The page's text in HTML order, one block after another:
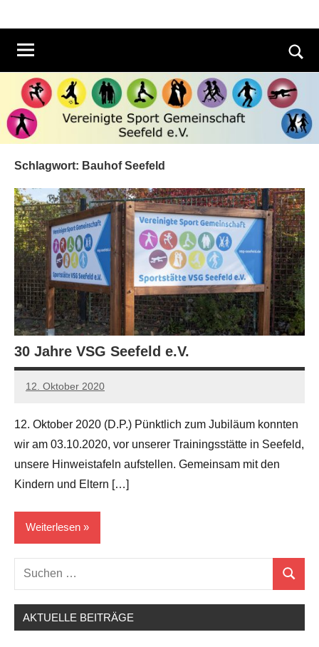
Inhalt
springen
Schlagwort: Bauhof Seefeld
30 Jahre VSG Seefeld e.V.
12. Oktober 2020
carl
12. Oktober 2020 (D.P.) Pünktlich zum Jubiläum konnten
wir am 03.10.2020, vor unserer Trainingsstätte in Seefeld,
unsere Hinweistafeln aufstellen. Gemeinsam mit den
Kindern und Eltern […]
Weiterlesen
Neues
Suchen
nach:
Suchen
AKTUELLE BEITRÄGE